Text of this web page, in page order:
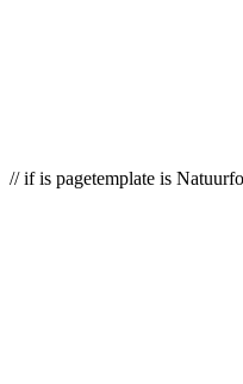
// if is pagetemplate is